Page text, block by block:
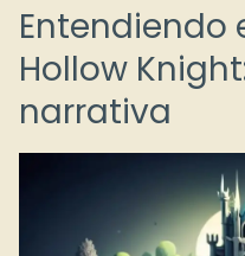
Entendiendo
Hollow
narrativa